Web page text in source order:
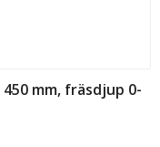
mm, fräsdjup 0-